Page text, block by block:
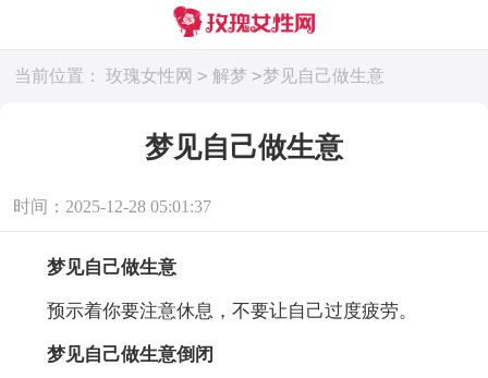
当前位置： 玫瑰女性网 > 解梦 >梦见自己做生意
梦见自己做生意
时间：2025-12-28 05:01:37
梦见自己做生意
预示着你要注意休息，不要让自己过度疲劳。
梦见自己做生意倒闭